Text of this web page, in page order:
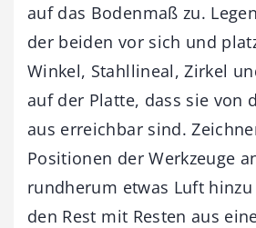
auf das Bodenmaß zu.
der beiden vor sich und
Winkel, Stahllineal, Zirkel
auf der Platte, dass sie von
aus erreichbar sind.
Positionen der Werkzeuge
rundherum etwas Luft
den Rest mit Resten aus